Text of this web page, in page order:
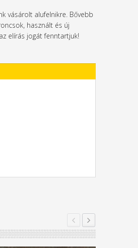
vásárolt alufelnikre. Bővebb
használt és új
elírás jogát fenntartjuk!